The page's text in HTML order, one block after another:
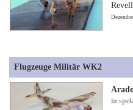
Flugzeuge Militär WK2
in